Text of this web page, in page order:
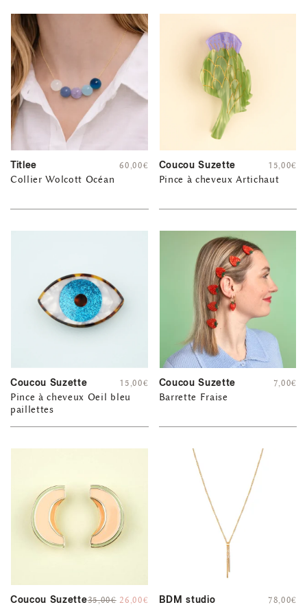
Titlee
Collier Wolcott Océan
60,00€ Coucou Suzette
Pince à cheveux Artichaut
15,00€
Coucou Suzette
Pince à cheveux Oeil bleu
paillettes
15,00€ Coucou Suzette
Barrette Fraise
7,00€
Coucou Suzette35,00€ 26,00€ BDM studio 78,00€